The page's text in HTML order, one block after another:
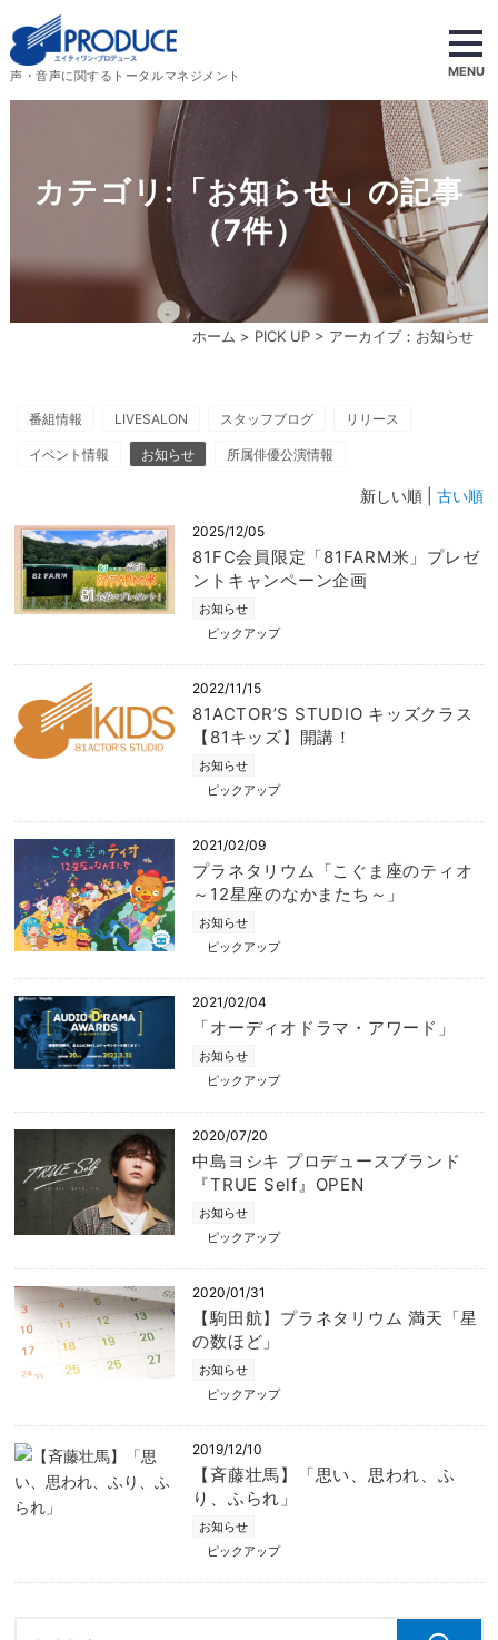
声・音声に関するトータルマネジメント MENU
カテゴリ:「お知らせ」の記事
（7件）
ホーム > PICK UP > アーカイブ：お知らせ
番組情報 LIVESALON スタッフブログ リリース
イベント情報 お知らせ 所属俳優公演情報
新しい順 | 古い順
2025/12/05
81FC会員限定「81FARM米」プレゼ
ントキャンペーン企画
お知らせ
ピックアップ
2022/11/15
81ACTOR’S STUDIO キッズクラス
【81キッズ】開講！
お知らせ
ピックアップ
2021/02/09
プラネタリウム「こぐま座のティオ
～12星座のなかまたち～」
お知らせ
ピックアップ
2021/02/04
「オーディオドラマ・アワード」
お知らせ
ピックアップ
2020/07/20
中島ヨシキ プロデュースブランド
『TRUE Self』OPEN
お知らせ
ピックアップ
2020/01/31
【駒田航】プラネタリウム 満天「星
の数ほど」
お知らせ
ピックアップ
2019/12/10
【斉藤壮馬】「思い、思われ、ふ
り、ふられ」
お知らせ
ピックアップ